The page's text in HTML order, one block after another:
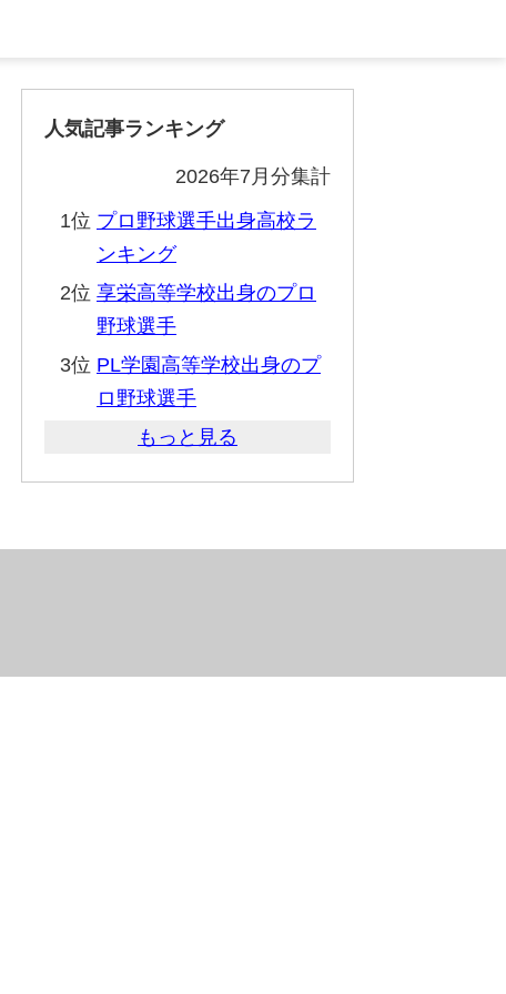
人気記事ランキング
2026年7月分集計
1位 プロ野球選手出身高校ラ
ンキング
2位 享栄高等学校出身のプロ
野球選手
3位 PL学園高等学校出身のプ
ロ野球選手
もっと見る